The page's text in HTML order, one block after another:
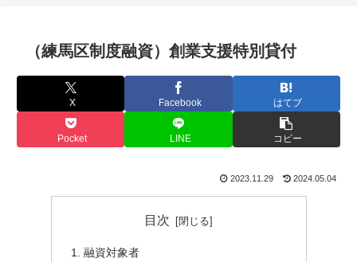
（練馬区制度融資）創業支援特別貸付
X Facebook はてブ
Pocket LINE コピー
2023.11.29 2024.05.04
目次
融資対象者